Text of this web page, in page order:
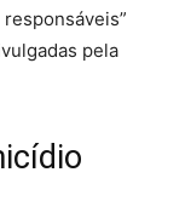
pela